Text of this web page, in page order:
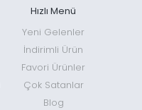
Hızlı Menü
Yeni Gelenler
İndirimli Ürün
Favori Ürünler
Çok Satanlar
Blog